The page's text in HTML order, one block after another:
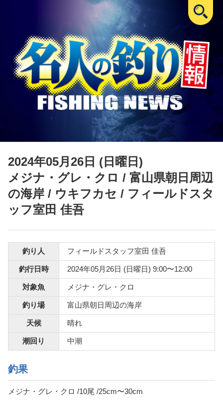
2024年05月26日 (日曜日)
メジナ・グレ・クロ / 富山県朝日周辺
の海岸 / ウキフカセ / フィールドスタ
ッフ室田 佳吾
釣り人 フィールドスタッフ室田 佳吾
釣行日時 2024年05月26日 (日曜日) 9:00〜12:00
対象魚 メジナ・グレ・クロ
釣り場 富山県朝日周辺の海岸
天候 晴れ
潮回り 中潮
釣果
メジナ・グレ・クロ /10尾 /25cm〜30cm